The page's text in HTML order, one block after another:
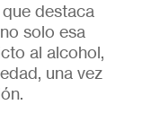
destaca
solo esa
al alcohol,
una vez